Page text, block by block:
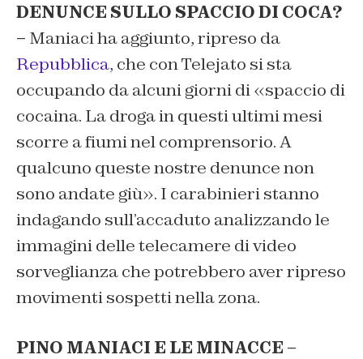
DENUNCE SULLO SPACCIO DI COCA?
– Maniaci ha aggiunto, ripreso da
Repubblica, che con Telejato si sta
occupando da alcuni giorni di «spaccio di
cocaina. La droga in questi ultimi mesi
scorre a fiumi nel comprensorio. A
qualcuno queste nostre denunce non
sono andate giù». I carabinieri stanno
indagando sull’accaduto analizzando le
immagini delle telecamere di video
sorveglianza che potrebbero aver ripreso
movimenti sospetti nella zona.
PINO MANIACI E LE MINACCE –